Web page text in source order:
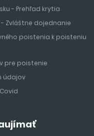
- Prehľad krytia
Zvláštne dojednanie
poistenia k poisteniu
pre poistenie
údajov